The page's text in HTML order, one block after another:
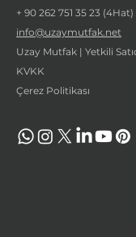
+ 90 262 751 35 23 (4Hat)
info@uzaymutfak.net
Uzay Mutfak | Yetkili
KVKK
Çerez Politikası